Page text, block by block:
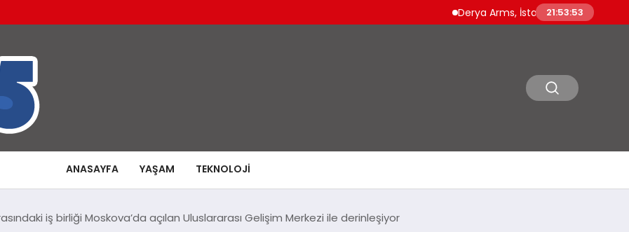
Derya Arms, İstanbul Prohunt 2026’da yeni
21:53:55
ANASAYFA YAŞAM TEKNOLOJI
iş birliği Moskova’da açılan Uluslararası Gelişim Merkezi ile derinleşiyor